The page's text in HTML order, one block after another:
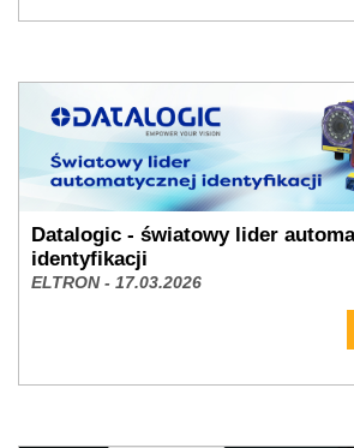
Datalogic - światowy lider
identyfikacji
ELTRON - 17.03.2026